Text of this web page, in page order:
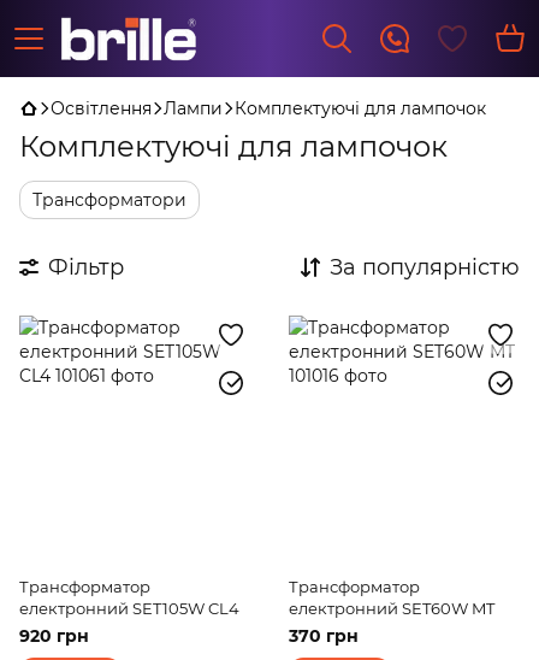
Освітлення Лампи Комплектуючі для лампочок
Комплектуючі для лампочок
Трансформатори
Фільтр За популярністю
Трансформатор
електронний SET105W CL4
920 грн
Трансформатор
електронний SET60W MT
370 грн